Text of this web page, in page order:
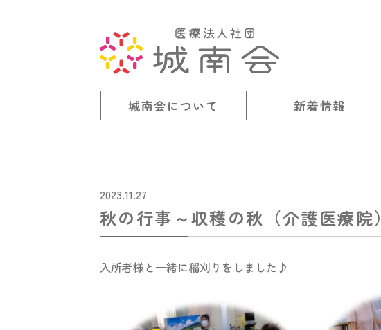
城南会について 新着情報
2023.11.27
秋の行事～収穫の秋（介護医療院）
入所者様と一緒に稲刈りをしました♪